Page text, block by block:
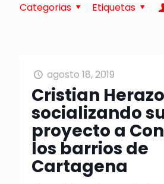
Categorias Etiquetas
agosto 18, 2019
Cristian
socializando
proyecto a
los barrios de
Cartagena